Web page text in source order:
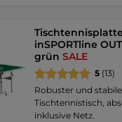
inSPORTline
grünSALE
5 (13)
Robuster und
Tischtennistisch,
inklusive Netz.